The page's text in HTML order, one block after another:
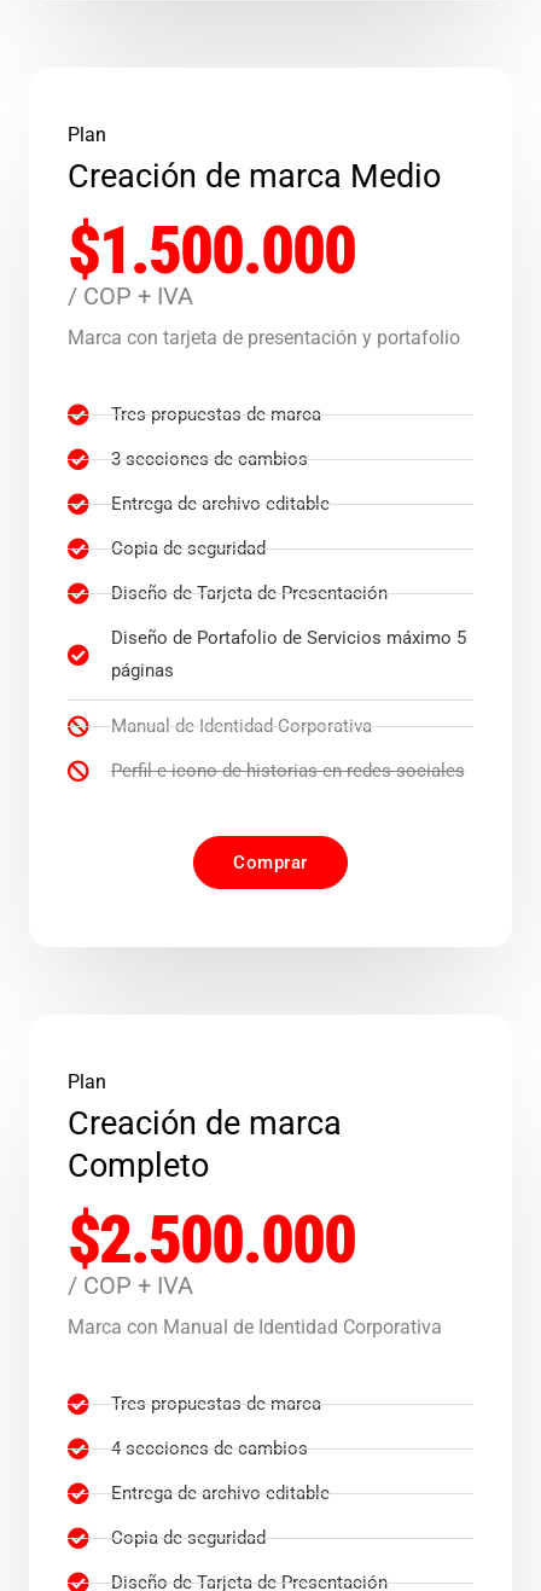
Plan
Creación de marca Medio
$1.500.000
/ COP + IVA
Marca con tarjeta de presentación y portafolio
Tres propuestas de marca
3 secciones de cambios
Entrega de archivo editable
Copia de seguridad
Diseño de Tarjeta de Presentación
Diseño de Portafolio de Servicios máximo 5
páginas
Manual de Identidad Corporativa
Perfil e icono de historias en redes sociales
Comprar
Plan
Creación de marca
Completo
$2.500.000
/ COP + IVA
Marca con Manual de Identidad Corporativa
Tres propuestas de marca
4 secciones de cambios
Entrega de archivo editable
Copia de seguridad
Diseño de Tarjeta de Presentación